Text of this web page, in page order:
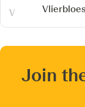
Join